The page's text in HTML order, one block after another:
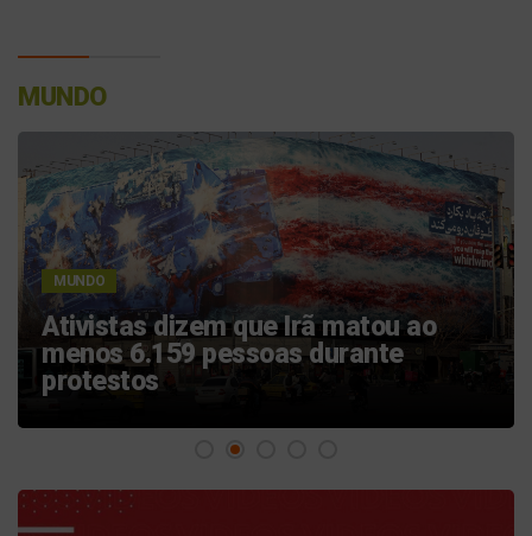
MUNDO
MUNDO
Esposa de brasileiro preso nos EUA
faz post de aniversário e desabafa
após não ter contato: 'Fazendo tudo
para te encontrar'